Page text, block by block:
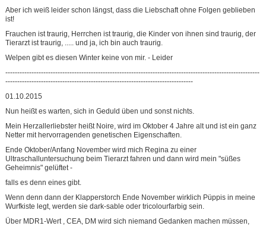
Aber ich weiß leider schon längst, dass die Liebschaft ohne Folgen geblieben
ist!
Frauchen ist traurig, Herrchen ist traurig, die Kinder von ihnen sind traurig, der
Tierarzt ist traurig, ..... und ja, ich bin auch traurig.
Welpen gibt es diesen Winter keine von mir. - Leider
-----------------------------------------------------------------------------------------------------------
-------------------------------------------------------------------------------
01.10.2015
Nun heißt es warten, sich in Geduld üben und sonst nichts.
Mein Herzallerliebster heißt Noire, wird im Oktober 4 Jahre alt und ist ein ganz
Netter mit hervorragenden genetischen Eigenschaften.
Ende Oktober/Anfang November wird mich Regina zu einer
Ultraschalluntersuchung beim Tierarzt fahren und dann wird mein "süßes
Geheimnis" gelüftet -
falls es denn eines gibt.
Wenn denn dann der Klapperstorch Ende November wirklich Püppis in meine
Wurfkiste legt, werden sie dark-sable oder tricolourfarbig sein.
Über MDR1-Wert , CEA, DM wird sich niemand Gedanken machen müssen,